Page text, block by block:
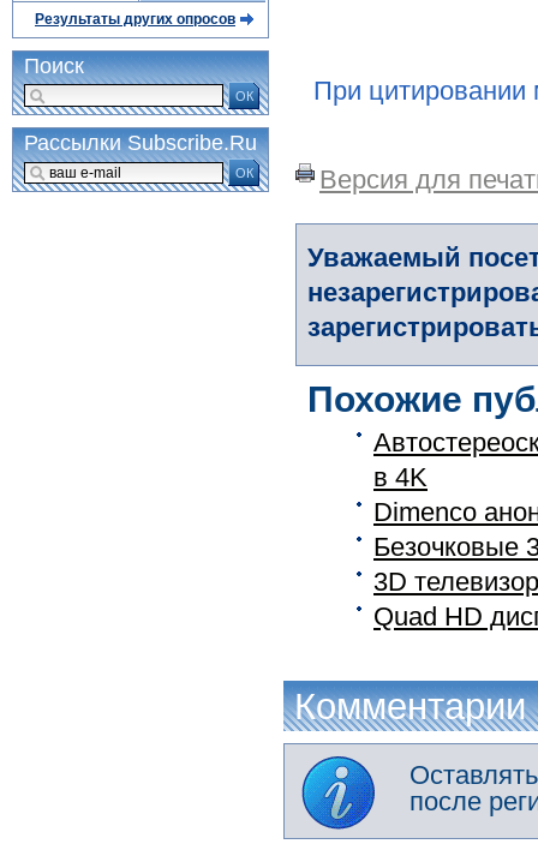
При цитировании
Версия для
Уважаемый
Похожие
в 4K
Dimenco
Безочковые
3D
Quad HD
Комментарии
после
Результаты других опросов
Поиск
ОК
Рассылки Subscribe.Ru
ОК